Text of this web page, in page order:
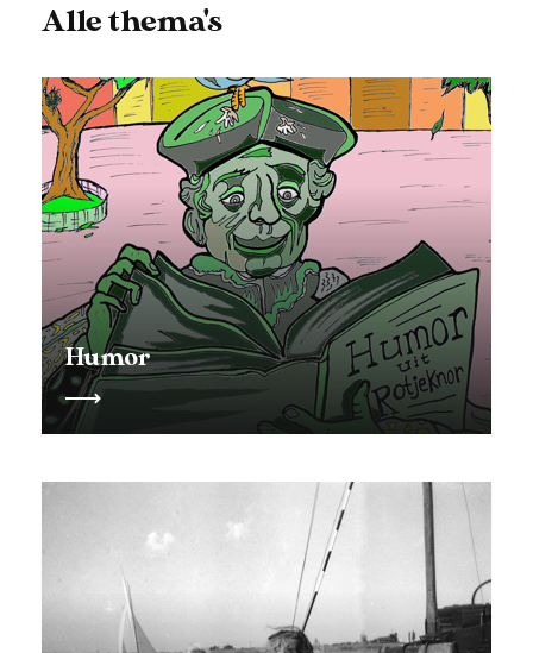
Alle thema's
Humor